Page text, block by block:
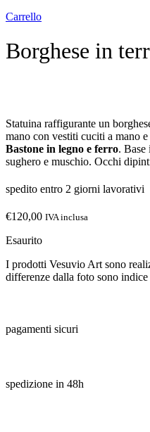
Carrello
Borghese in
Statuina raffigurante un
mano con vestiti cuciti a mano
Bastone in legno e ferro. Base
sughero e muschio. Occhi
spedito entro 2 giorni lavorativi
€120,00 IVA inclusa
Esaurito
I prodotti Vesuvio Art sono
differenze dalla foto sono
pagamenti sicuri
spedizione in 48h